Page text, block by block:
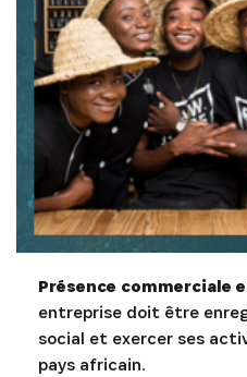
Présence commerciale
entreprise doit être
social et exercer ses
pays africain.